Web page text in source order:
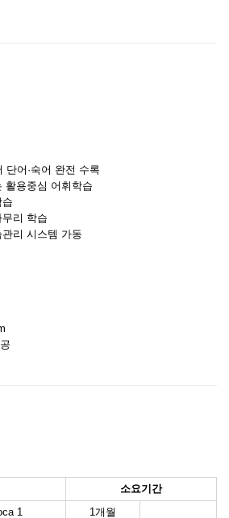
단어·숙어 완전 수록
활용중심 어휘학습
리 학습
리 시스템 가동
소요기간
1 1개월